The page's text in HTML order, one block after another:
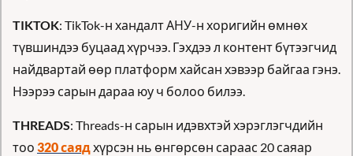
TIKTOK: TikTok-н хандалт АНУ-н хоригийн өмнөх
түвшиндээ буцаад хүрчээ. Гэхдээ л контент бүтээгчид
найдвартай өөр платформ хайсан хэвээр байгаа гэнэ.
Нээрээ сарын дараа юу ч болоо билээ.
THREADS: Threads-н сарын идэвхтэй хэрэглэгчдийн
тоо 320 саяд хүрсэн нь өнгөрсөн сараас 20 саяар